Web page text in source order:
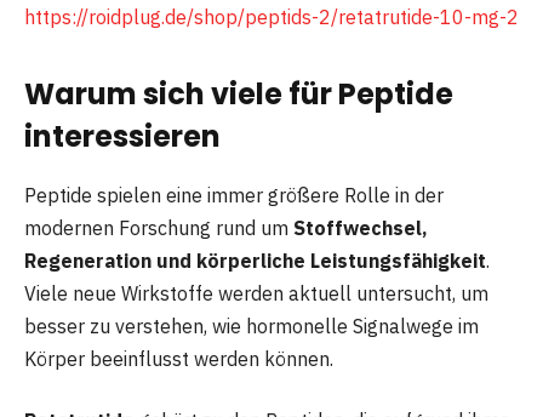
https://roidplug.de/shop/peptids-2/retatrutide-10-mg-2
Warum sich viele für Peptide
interessieren
Peptide spielen eine immer größere Rolle in der
modernen Forschung rund um Stoffwechsel,
Regeneration und körperliche Leistungsfähigkeit.
Viele neue Wirkstoffe werden aktuell untersucht, um
besser zu verstehen, wie hormonelle Signalwege im
Körper beeinflusst werden können.